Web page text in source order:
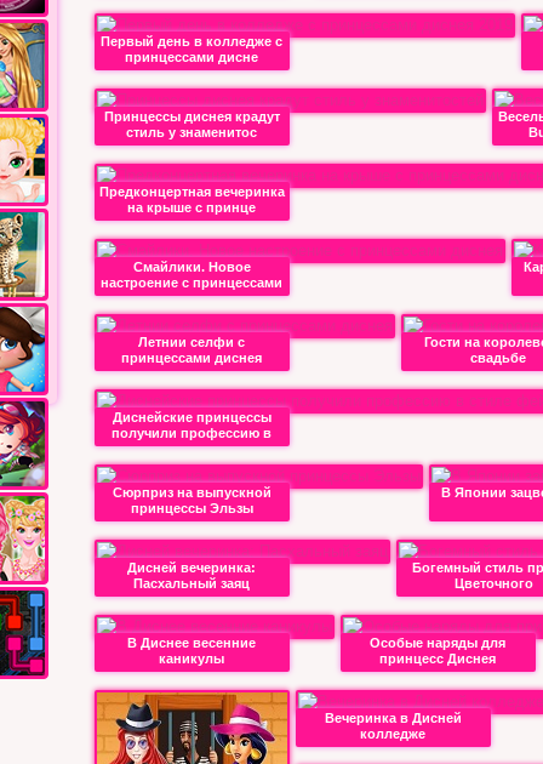
Первый день в колледже с
принцессами дисне
Принцессы диснея крадут
стиль у знаменитос
Предконцертная вечеринка
на крыше с принце
Смайлики. Новое
настроение с принцессами
д
Летнии селфи с
принцессами диснея
Гости на
свадьбе
Диснейские принцессы
получили профессию в
Сюрприз на выпускной
принцессы Эльзы
В Японии
Дисней вечеринка:
Пасхальный заяц
Богемный стиль
Цветочного
В Диснее весенние
каникулы
Особые наряды для
принцесс Диснея
Вечеринка в Дисней
колледже